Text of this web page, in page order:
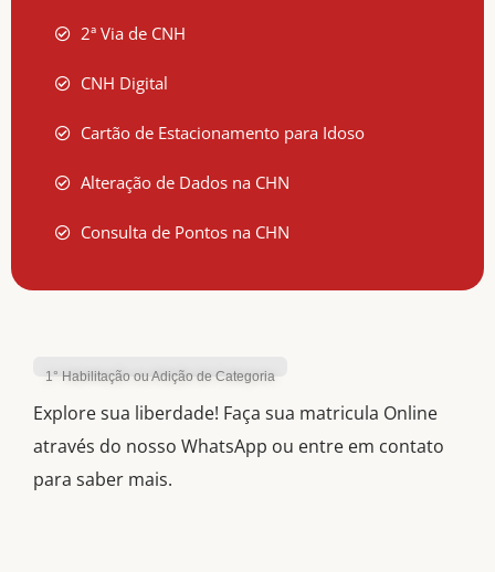
2ª Via de CNH
CNH Digital
Cartão de Estacionamento para Idoso
Alteração de Dados na CHN
Consulta de Pontos na CHN
1° Habilitação ou Adição de Categoria
Explore sua liberdade! Faça sua matricula Online
através do nosso WhatsApp ou entre em contato
para saber mais.